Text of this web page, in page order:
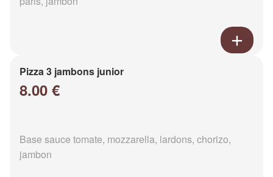
Pizza 3 jambons junior
8.00 €
Base sauce tomate, mozzarella, lardons, chorizo,
jambon